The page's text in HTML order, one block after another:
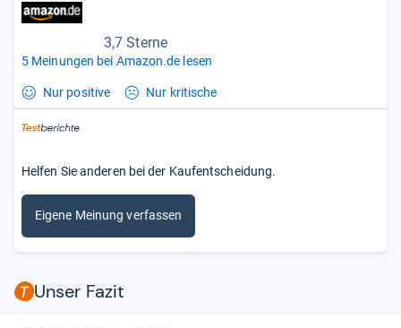
3,7 Sterne
5 Meinungen bei Amazon.de lesen
Nur positive Nur kritische
Helfen Sie anderen bei der Kaufentscheidung.
Eigene Meinung verfassen
Unser Fazit